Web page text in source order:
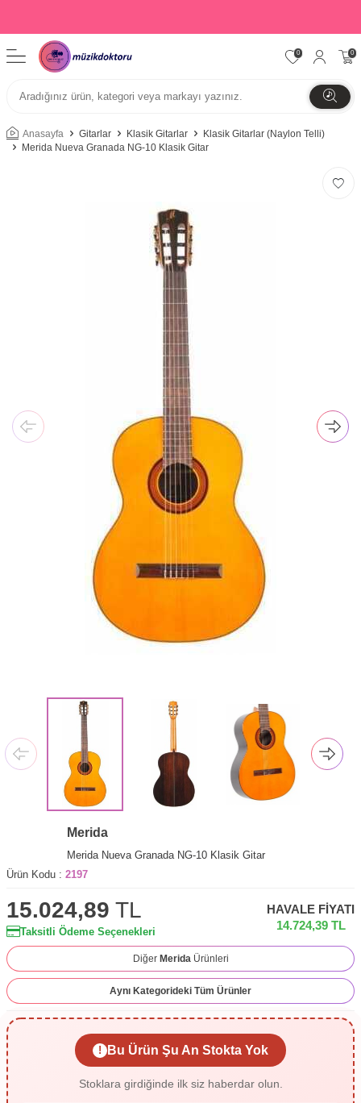
0 0
Anasayfa Gitarlar Klasik Gitarlar
Klasik Gitarlar (Naylon Telli)
Merida Nueva Granada NG-10 Klasik Gitar
Merida
Merida Nueva Granada NG-10 Klasik Gitar
Ürün Kodu : 2197
15.024,89 TL
Taksitli Ödeme Seçenekleri
HAVALE FIYATI
14.724,39TL
Diğer Merida Ürünleri
Aynı Kategorideki Tüm Ürünler
! Bu Ürün Şu An Stokta Yok
Stoklara girdiğinde ilk siz haberdar olun.